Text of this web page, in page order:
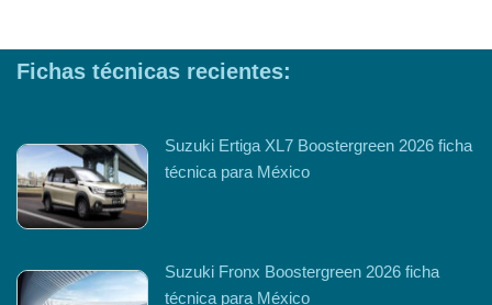
Fichas técnicas recientes:
Suzuki Ertiga XL7 Boostergreen 2026 ficha
técnica para México
Suzuki Fronx Boostergreen 2026 ficha
técnica para México